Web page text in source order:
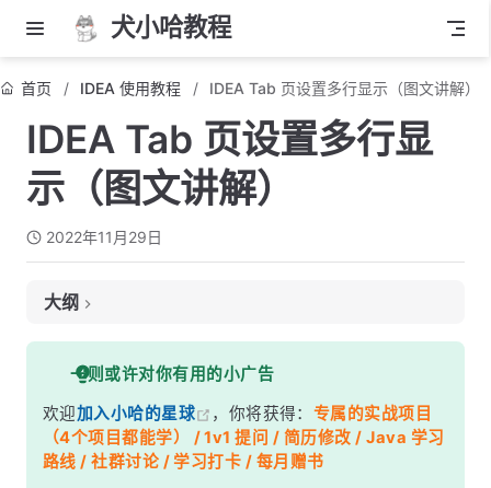
犬小哈教程
首页 IDEA 使用教程 IDEA Tab 页设置多行显示（图文讲解）
IDEA Tab 页设置多行显
示（图文讲解）
2022年11月29日
大纲
前言
如何设置？
效果展示
一则或许对你有用的小广告
欢迎加入小哈的星球 ，你将获得： 专属的实战项目
（4个项目都能学） / 1v1 提问 / 简历修改 / Java 学习
路线 / 社群讨论 / 学习打卡 / 每月赠书